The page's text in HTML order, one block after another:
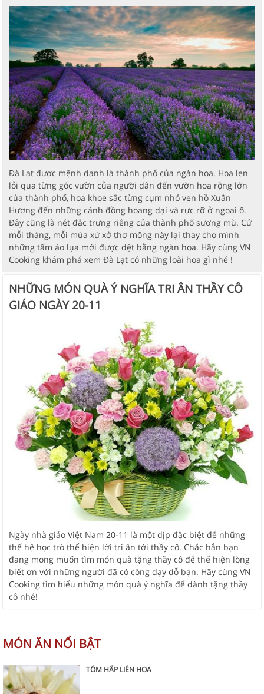
Đà Lạt được mệnh danh là thành phố của ngàn hoa. Hoa len
lỏi qua từng góc vườn của người dân đến vườn hoa rộng lớn
của thành phố, hoa khoe sắc từng cụm nhỏ ven hồ Xuân
Hương đến những cánh đồng hoang dại và rực rỡ ở ngoại ô.
Đây cũng là nét đắc trưng riêng của thành phố sương mù. Cứ
mỗi tháng, mỗi mùa xứ xở thơ mộng này lại thay cho mình
những tấm áo lụa mới được dệt bằng ngàn hoa. Hãy cùng VN
Cooking khám phá xem Đà Lạt có những loài hoa gì nhé !
NHỮNG MÓN QUÀ Ý NGHĨA TRI ÂN THẦY CÔ
GIÁO NGÀY 20-11
Ngày nhà giáo Việt Nam 20-11 là một dịp đặc biệt để những
thế hệ học trò thể hiện lời tri ân tới thầy cô. Chắc hẳn bạn
đang mong muốn tìm món quà tặng thầy cô để thể hiện lòng
biết ơn với những người đã có công dạy dỗ bạn. Hãy cùng VN
Cooking tìm hiểu những món quà ý nghĩa để dành tặng thầy
cô nhé!
MÓN ĂN NỔI BẬT
TÔM HẤP LIÊN HOA